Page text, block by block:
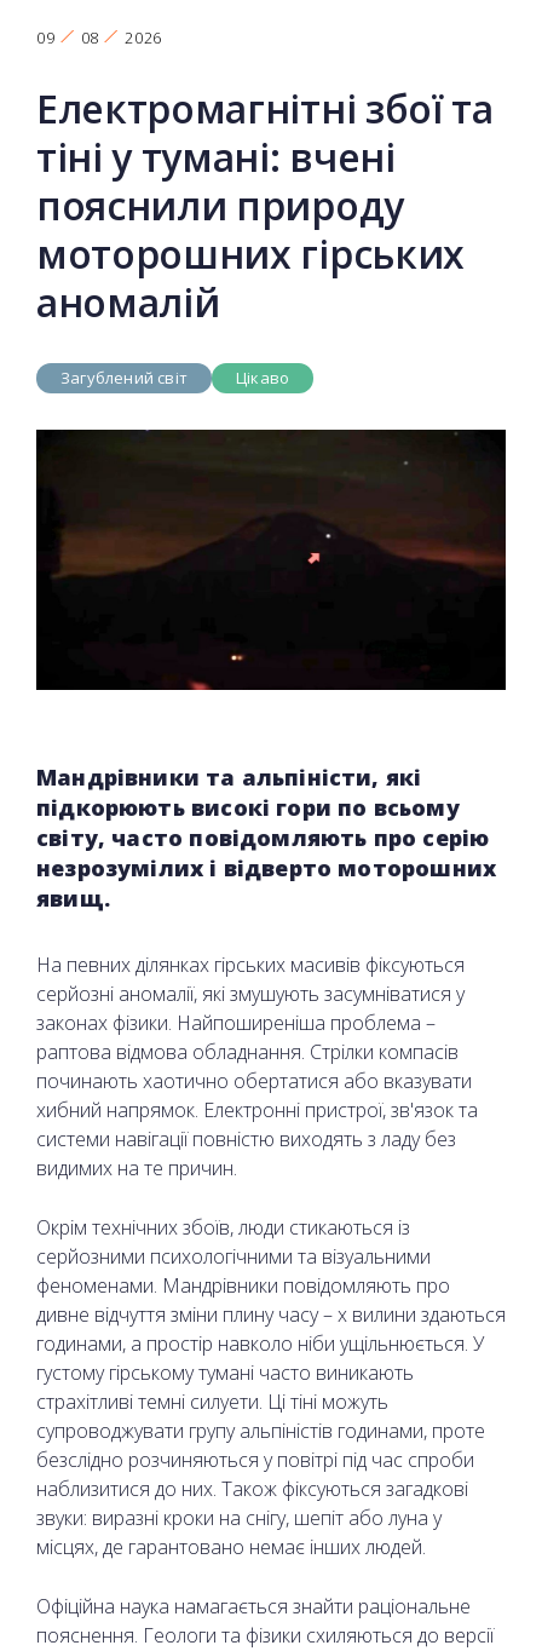
09 08 2026
Електромагнітні збої та
тіні у тумані: вчені
пояснили природу
моторошних гірських
аномалій
Загублений світ Цікаво
Мандрівники та альпіністи, які
підкорюють високі гори по всьому
світу, часто повідомляють про серію
незрозумілих і відверто моторошних
явищ.
На певних ділянках гірських масивів фіксуються
серйозні аномалії, які змушують засумніватися у
законах фізики. Найпоширеніша проблема –
раптова відмова обладнання. Стрілки компасів
починають хаотично обертатися або вказувати
хибний напрямок. Електронні пристрої, зв'язок та
системи навігації повністю виходять з ладу без
видимих на те причин.
Окрім технічних збоїв, люди стикаються із
серйозними психологічними та візуальними
феноменами. Мандрівники повідомляють про
дивне відчуття зміни плину часу – х вилини здаються
годинами, а простір навколо ніби ущільнюється. У
густому гірському тумані часто виникають
страхітливі темні силуети. Ці тіні можуть
супроводжувати групу альпіністів годинами, проте
безслідно розчиняються у повітрі під час спроби
наблизитися до них. Також фіксуються загадкові
звуки: виразні кроки на снігу, шепіт або луна у
місцях, де гарантовано немає інших людей.
Офіційна наука намагається знайти раціональне
пояснення. Геологи та фізики схиляються до версії